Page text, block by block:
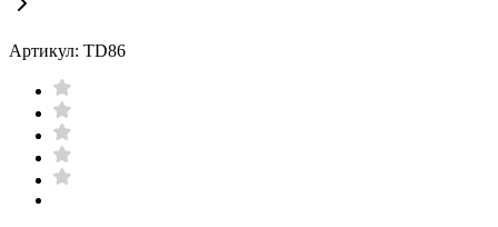
Артикул: TD86